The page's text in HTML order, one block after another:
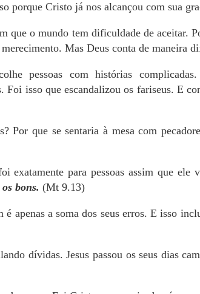
porque Cristo já nos alcançou com sua
que o mundo tem dificuldade de aceitar.
Mas Deus conta de maneira
pessoas com histórias
Foi isso que escandalizou os fariseus. E
Por que se sentaria à mesa com
exatamente para pessoas assim que ele
bons. (Mt 9.13)
é apenas a soma dos seus erros. E isso
dívidas. Jesus passou os seus dias